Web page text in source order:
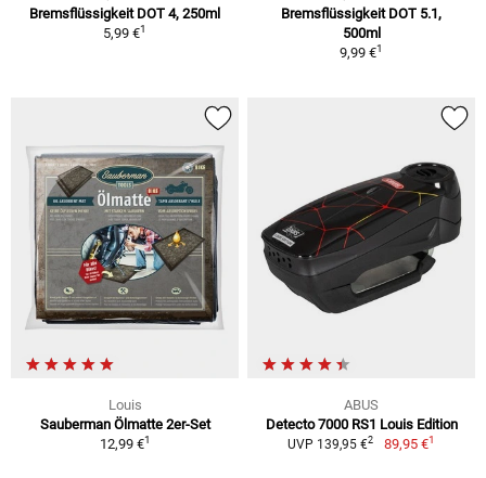
Bremsflüssigkeit DOT 4, 250ml
5,99 €1
Bremsflüssigkeit DOT 5.1,
500ml
9,99 €1
Louis
Sauberman Ölmatte 2er-Set
12,99 €1
ABUS
Detecto 7000 RS1 Louis Edition
UVP 139,95 €2 89,95 €1